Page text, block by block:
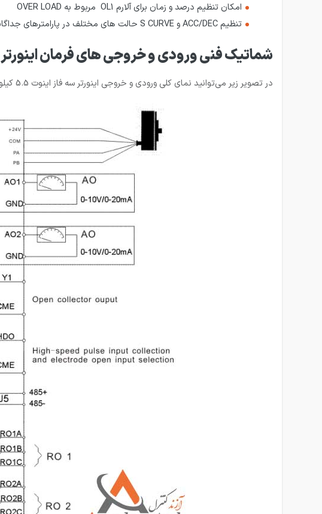
امکان تنظیم درصد و زمان برای آلارم OL1 مربوط به OVER LOAD
تنظیم ACC/DEC و S CURVE حالت های مختلف در پارامترهای جداگانه برای تنظیم بهتر LEVEL و نرمی حرکت آسانسور
شماتیک فنی ورودی و خروجی های فرمان اینورتر 5.5 کیلووات سه فاز GD200L
در تصویر زیر می‌توانید نمای کلی ورودی و خروجی اینورتر سه فاز اینوت 5.5 کیلووات سری GD200L مدل GD200L-5R5G-4 را مشاهده کنید.